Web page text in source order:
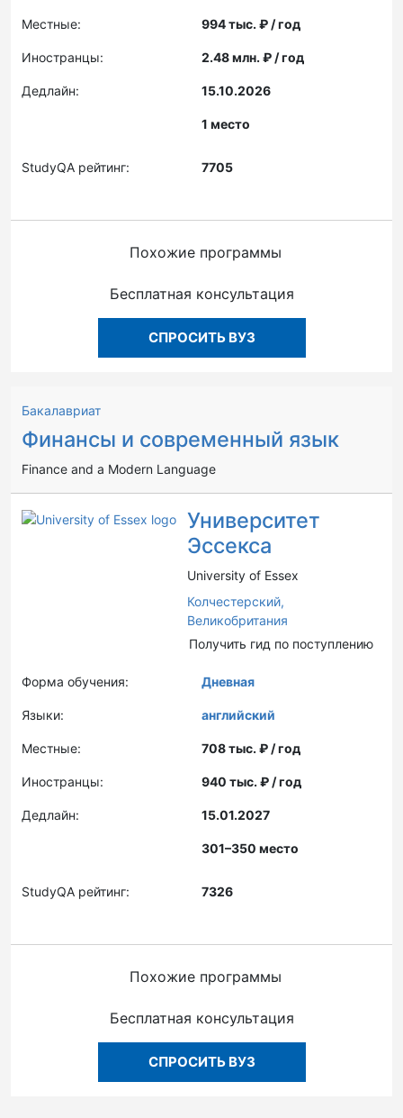
Местные: 994 тыс. ₽ / год
Иностранцы: 2.48 млн. ₽ / год
Дедлайн: 15.10.2026
1 место
StudyQA рейтинг: 7705
Похожие программы
Бесплатная консультация
СПРОСИТЬ ВУЗ
Бакалавриат
Финансы и современный язык
Finance and a Modern Language
Университет
Эссекса
University of Essex
Колчестерский,
Великобритания
Получить гид по поступлению
Форма обучения: Дневная
Языки: английский
Местные: 708 тыс. ₽ / год
Иностранцы: 940 тыс. ₽ / год
Дедлайн: 15.01.2027
301–350 место
StudyQA рейтинг: 7326
Похожие программы
Бесплатная консультация
СПРОСИТЬ ВУЗ